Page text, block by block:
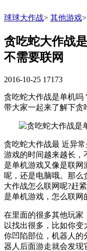
球球大作战> 其他游戏>
贪吃蛇大作战
不需要联网
2016-10-25 17173
贪吃蛇大作战是单机吗
带大家一起来了解下贪
贪吃蛇大作战最 近异
游戏的时间越来越长，
是单机游戏又像是联网
呢，还是电脑哦。那么
大作战怎么联网呢?赶
是单机游戏，怎么联网
在里面的很多其他玩家
以找出很多，比如你
你凹陷部位，机器人的
器人后面游走就会发现